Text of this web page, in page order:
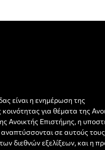
είναι η ενημέρωση της
για θέματα της
Ανοικτής Επιστήμης, η
σε αυτούς
διεθνών εξελίξεων, και η